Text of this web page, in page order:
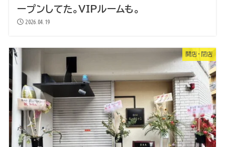
ープンしてた。VIPルームも。
2026.04.19
開店・閉店